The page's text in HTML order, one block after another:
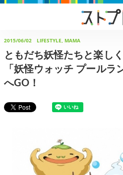
2015/06/02 LIFESTYLE, MAMA
ともだち妖怪たちと楽し
「妖怪ウォッチ プールラ
へGO！